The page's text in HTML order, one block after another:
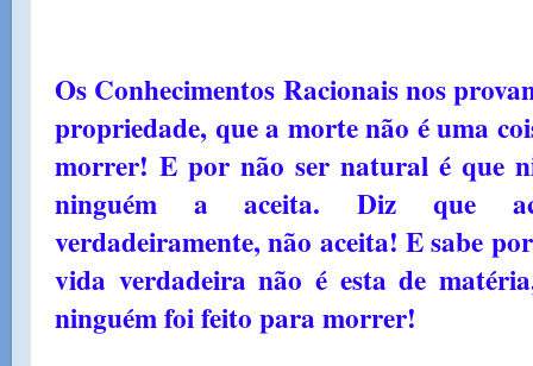
Os Conhecimentos Racionais nos
propriedade, que a morte não é uma
morrer! E por não ser natural é que
ninguém a aceita. Diz que
verdadeiramente, não aceita! E sabe
vida verdadeira não é esta de
ninguém foi feito para morrer!